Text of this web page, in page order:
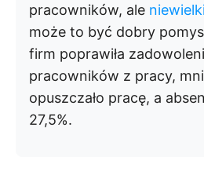
pracowników, ale
może to być dobry
firm poprawiła
pracowników z pracy,
opuszczało pracę, a
27,5%.